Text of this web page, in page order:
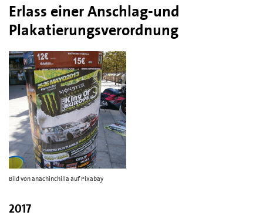
Erlass einer Anschlag-und
Plakatierungsverordnung
Bild von anachinchilla auf Pixabay
2017